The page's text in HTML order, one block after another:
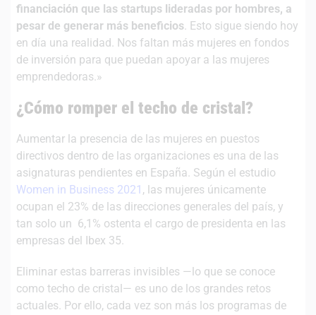
financiación que las startups lideradas por hombres, a
pesar de generar más beneficios. Esto sigue siendo hoy
en día una realidad. Nos faltan más mujeres en fondos
de inversión para que puedan apoyar a las mujeres
emprendedoras.»
¿Cómo romper el techo de cristal?
Aumentar la presencia de las mujeres en puestos
directivos dentro de las organizaciones es una de las
asignaturas pendientes en España. Según el estudio
Women in Business 2021 , las mujeres únicamente
ocupan el 23% de las direcciones generales del país, y
tan solo un 6,1% ostenta el cargo de presidenta en las
empresas del Ibex 35.
Eliminar estas barreras invisibles —lo que se conoce
como techo de cristal— es uno de los grandes retos
actuales. Por ello, cada vez son más los programas de